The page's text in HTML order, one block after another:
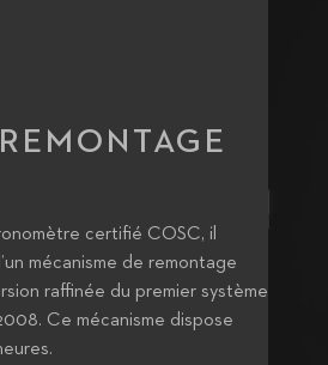
certifié COSC, il
mécanisme de remontage
raffinée du premier système
Ce mécanisme dispose